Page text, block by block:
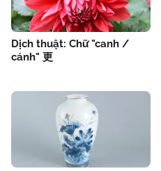
Dịch thuật: Chữ "canh /
cánh" 更